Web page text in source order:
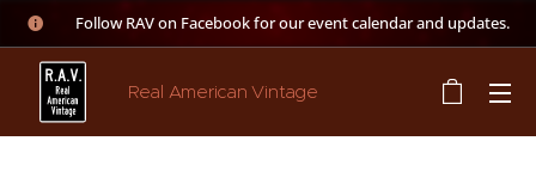
👉 Follow RAV on Facebook for our event calendar and updates.
Real American Vintage